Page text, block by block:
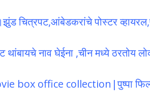
चित्रपट,आंबेडकरांचे पोस्टर
थांबायचे नाव घेईना ,चीन मध्ये ठरतोय
box office collection|पुष्पा